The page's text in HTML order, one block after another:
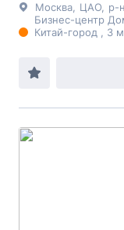
Москва ЦАО р-
Бизнес-центр
Китай-город , 3